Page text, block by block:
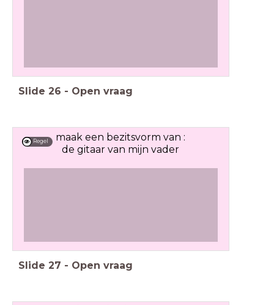
Slide 26 - Open vraag
maak een bezitsvorm van :
de gitaar van mijn vader
Regel
Slide 27 - Open vraag